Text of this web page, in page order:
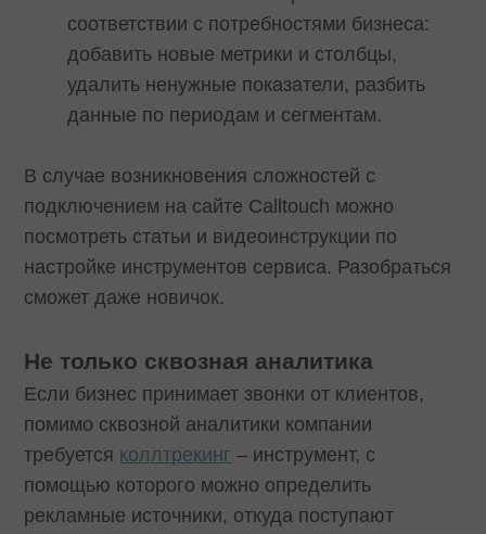
соответствии с потребностями бизнеса:
добавить новые метрики и столбцы,
удалить ненужные показатели, разбить
данные по периодам и сегментам.
В случае возникновения сложностей с
подключением на сайте Calltouch можно
посмотреть статьи и видеоинструкции по
настройке инструментов сервиса. Разобраться
сможет даже новичок.
Не только сквозная аналитика
Если бизнес принимает звонки от клиентов,
помимо сквозной аналитики компании
требуется коллтрекинг – инструмент, с
помощью которого можно определить
рекламные источники, откуда поступают